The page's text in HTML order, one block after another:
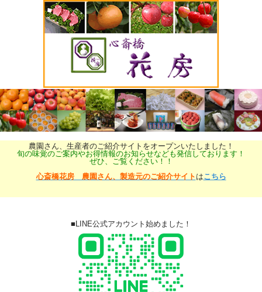
農園さん、生産者のご紹介サイトをオープンいたしました！
旬の味覚のご案内やお得情報のお知らせなども発信しております！
ぜひ、ご覧ください！！
心斎橋花房 農園さん、製造元のご紹介サイト はこちら
■LINE公式アカウント始めました！